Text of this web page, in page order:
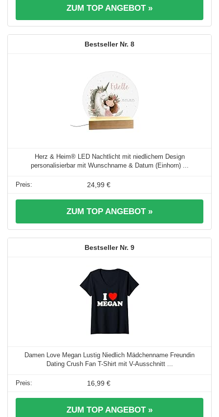
ZUM TOP ANGEBOT »
8
Herz & Heim® LED Nachtlicht mit niedlichem Design
personalisierbar mit Wunschname & Datum (Einhorn) ...
24,99 €
ZUM TOP ANGEBOT »
9
Damen Love Megan Lustig Niedlich Mädchenname Freundin
Dating Crush Fan T-Shirt mit V-Ausschnitt ...
16,99 €
ZUM TOP ANGEBOT »